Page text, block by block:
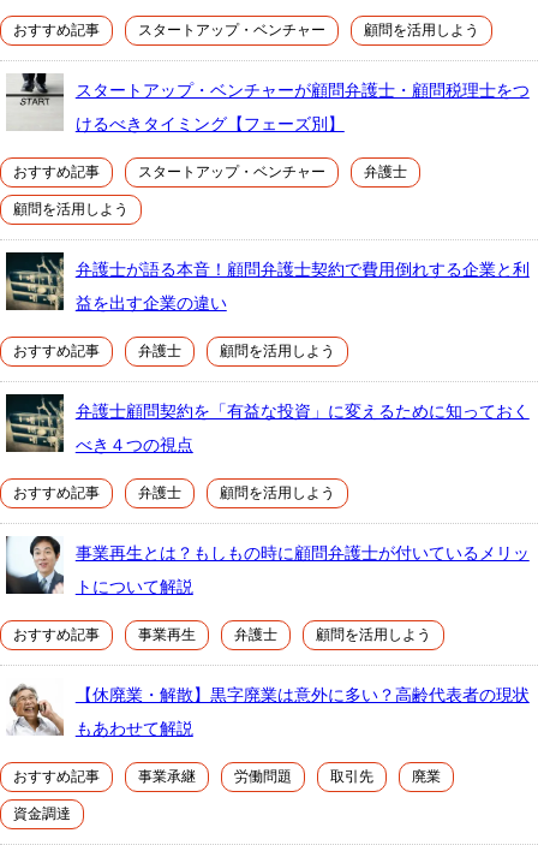
おすすめ記事 スタートアップ・ベンチャー 顧問を活用しよう
スタートアップ・ベンチャーが顧問弁護士・顧問税理士をつ
けるべきタイミング【フェーズ別】
おすすめ記事 スタートアップ・ベンチャー 弁護士
顧問を活用しよう
弁護士が語る本音！顧問弁護士契約で費用倒れする企業と利
益を出す企業の違い
おすすめ記事 弁護士 顧問を活用しよう
弁護士顧問契約を「有益な投資」に変えるために知っておく
べき４つの視点
おすすめ記事 弁護士 顧問を活用しよう
事業再生とは？もしもの時に顧問弁護士が付いているメリッ
トについて解説
おすすめ記事 事業再生 弁護士 顧問を活用しよう
【休廃業・解散】黒字廃業は意外に多い？高齢代表者の現状
もあわせて解説
おすすめ記事 事業承継 労働問題 取引先 廃業
資金調達